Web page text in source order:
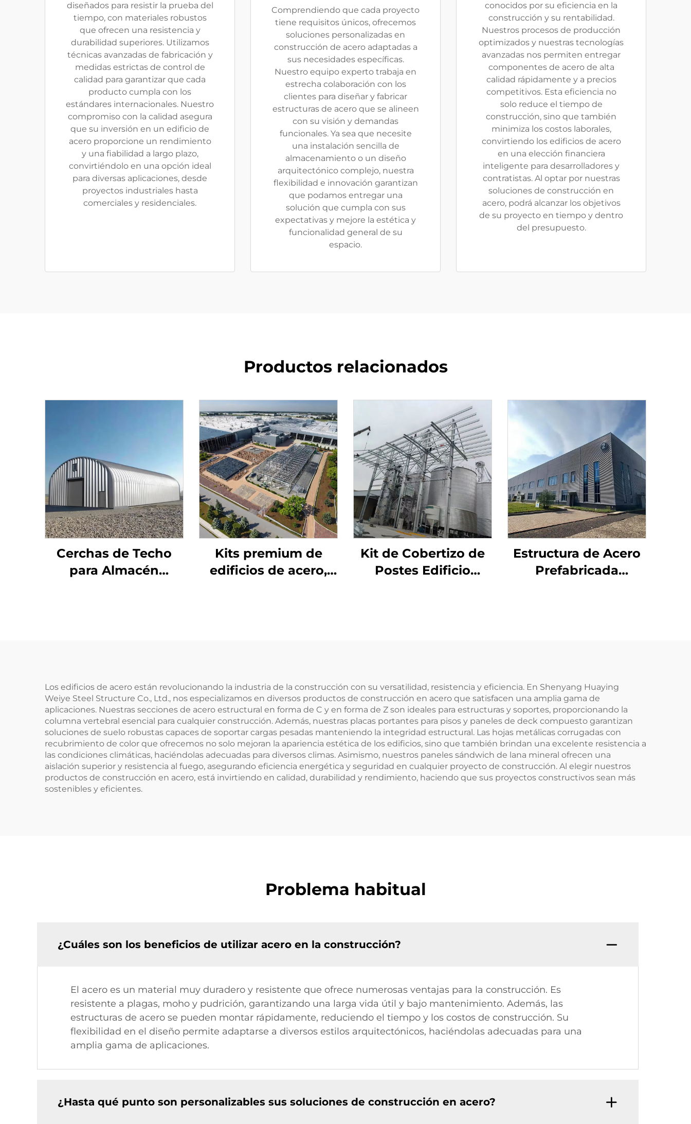
diseñados para resistir la prueba del
tiempo, con materiales robustos
que ofrecen una resistencia y
durabilidad superiores. Utilizamos
técnicas avanzadas de fabricación y
medidas estrictas de control de
calidad para garantizar que cada
producto cumpla con los
estándares internacionales. Nuestro
compromiso con la calidad asegura
que su inversión en un edificio de
acero proporcione un rendimiento
y una fiabilidad a largo plazo,
convirtiéndolo en una opción ideal
para diversas aplicaciones, desde
proyectos industriales hasta
comerciales y residenciales.
Comprendiendo que cada proyecto
tiene requisitos únicos, ofrecemos
soluciones personalizadas en
construcción de acero adaptadas a
sus necesidades específicas.
Nuestro equipo experto trabaja en
estrecha colaboración con los
clientes para diseñar y fabricar
estructuras de acero que se alineen
con su visión y demandas
funcionales. Ya sea que necesite
una instalación sencilla de
almacenamiento o un diseño
arquitectónico complejo, nuestra
flexibilidad e innovación garantizan
que podamos entregar una
solución que cumpla con sus
expectativas y mejore la estética y
funcionalidad general de su
espacio.
conocidos por su eficiencia en la
construcción y su rentabilidad.
Nuestros procesos de producción
optimizados y nuestras tecnologías
avanzadas nos permiten entregar
componentes de acero de alta
calidad rápidamente y a precios
competitivos. Esta eficiencia no
solo reduce el tiempo de
construcción, sino que también
minimiza los costos laborales,
convirtiendo los edificios de acero
en una elección financiera
inteligente para desarrolladores y
contratistas. Al optar por nuestras
soluciones de construcción en
acero, podrá alcanzar los objetivos
de su proyecto en tiempo y dentro
del presupuesto.
Productos relacionados
Cerchas de Techo
para Almacén
Kits premium de
edificios de acero,
Kit de Cobertizo de
Postes Edificio
Estructura de Acero
Prefabricada
Los edificios de acero están revolucionando la industria de la construcción con su versatilidad, resistencia y eficiencia. En Shenyang Huaying
Weiye Steel Structure Co., Ltd., nos especializamos en diversos productos de construcción en acero que satisfacen una amplia gama de
aplicaciones. Nuestras secciones de acero estructural en forma de C y en forma de Z son ideales para estructuras y soportes, proporcionando la
columna vertebral esencial para cualquier construcción. Además, nuestras placas portantes para pisos y paneles de deck compuesto garantizan
soluciones de suelo robustas capaces de soportar cargas pesadas manteniendo la integridad estructural. Las hojas metálicas corrugadas con
recubrimiento de color que ofrecemos no solo mejoran la apariencia estética de los edificios, sino que también brindan una excelente resistencia a
las condiciones climáticas, haciéndolas adecuadas para diversos climas. Asimismo, nuestros paneles sándwich de lana mineral ofrecen una
aislación superior y resistencia al fuego, asegurando eficiencia energética y seguridad en cualquier proyecto de construcción. Al elegir nuestros
productos de construcción en acero, está invirtiendo en calidad, durabilidad y rendimiento, haciendo que sus proyectos constructivos sean más
sostenibles y eficientes.
Problema habitual
¿Cuáles son los beneficios de utilizar acero en la construcción?
El acero es un material muy duradero y resistente que ofrece numerosas ventajas para la construcción. Es
resistente a plagas, moho y pudrición, garantizando una larga vida útil y bajo mantenimiento. Además, las
estructuras de acero se pueden montar rápidamente, reduciendo el tiempo y los costos de construcción. Su
flexibilidad en el diseño permite adaptarse a diversos estilos arquitectónicos, haciéndolas adecuadas para una
amplia gama de aplicaciones.
¿Hasta qué punto son personalizables sus soluciones de construcción en acero?